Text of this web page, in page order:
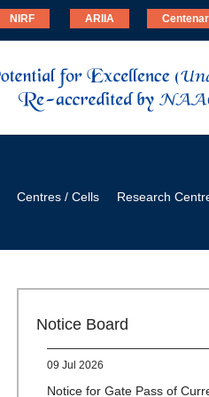
NIRF ARIIA
Centres / Cells Research
Notice Board
admission (Mop-up Round)
09 Jul 2026
Centenary Celebration